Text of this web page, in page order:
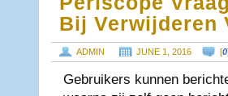
Bij Verwijderen
ADMIN JUNE 1, 2016 [0
Gebruikers kunnen